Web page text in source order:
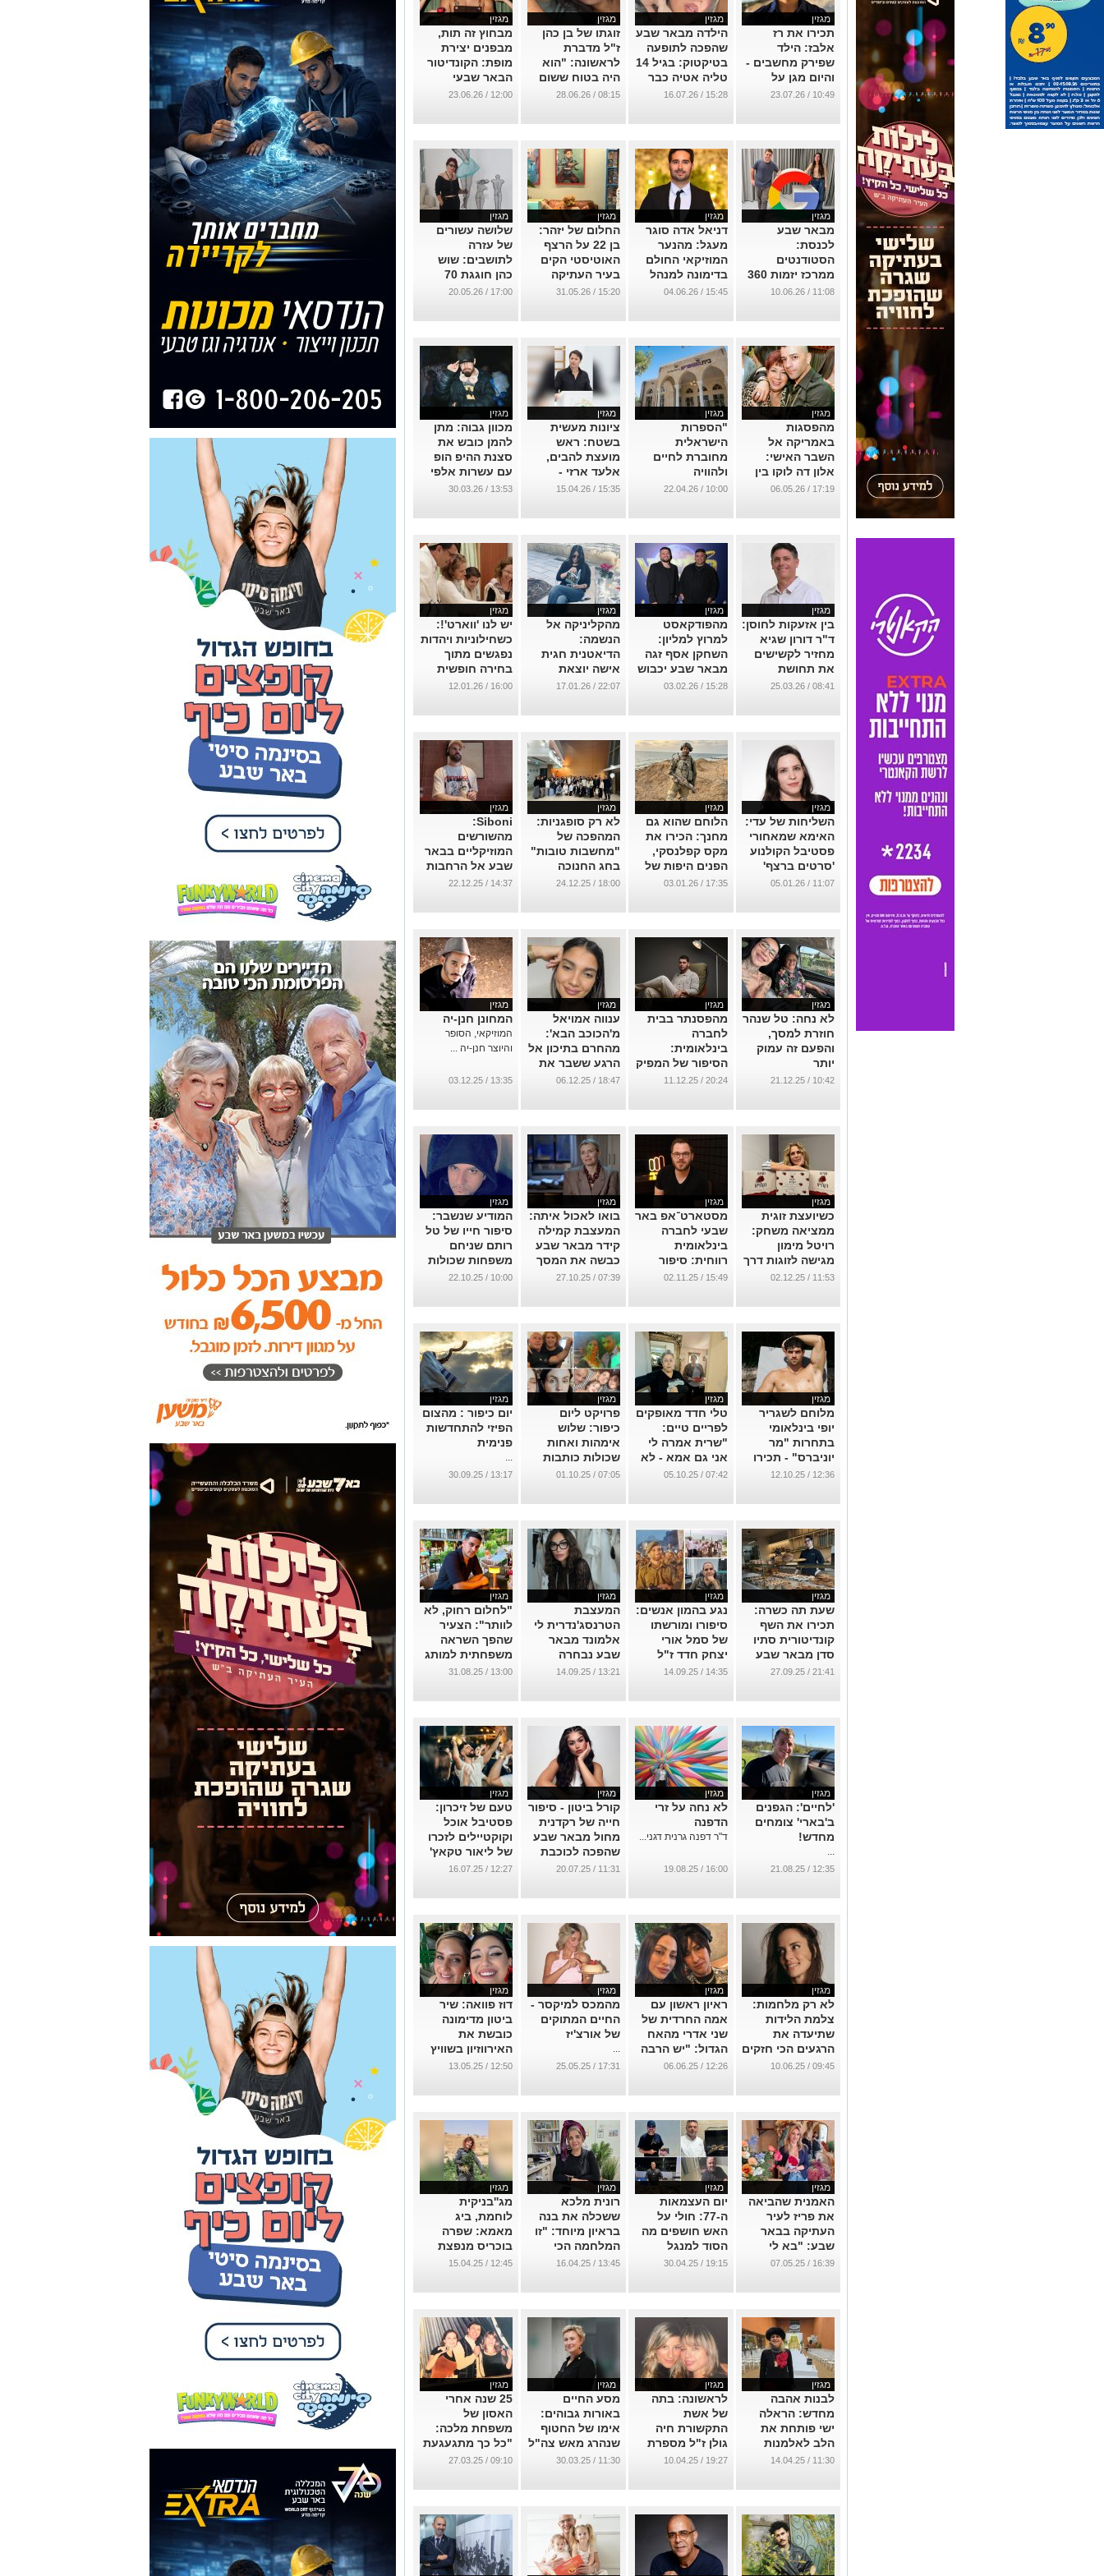
עסקים מפני
מתקפות סייבר
...
10:49 / 23.07.26
מסומנת ככוכבת
הבאה
...
15:28 / 16.07.26
דבר לא יקרה לו"
...
08:15 / 28.06.26
שכובש את הרשת
ואת בלוטות
הטעם
...
12:00 / 23.06.26
מבאר שבע
לכנסת:
הסטודנטים
ממרכז יזמות 360
של אוניברסיטת
בן-גוריון בנגב
שבונים פתרון
שעשוי לשנות את
מערכת הבריאות
...
11:08 / 10.06.26
דניאל אדה סוגר
מעגל: מהנער
המוזיקאי החולם
בדימונה למנהל
מרכז תמוז
...
15:45 / 04.06.26
החלום של יזהר:
בן 22 על הרצף
האוטיסטי הקים
בעיר העתיקה
חנות שמחברת בין
אנשים
...
15:20 / 31.05.26
שלושה עשורים
של עזרה
לתושבים: שוש
כהן חוגגת 70
...
17:00 / 20.05.26
מהפסגות
באמריקה אל
השבר האישי:
אלון דה לוקו בין
מינוי בינלאומי
לאובדן אמו
...
17:19 / 06.05.26
"הספרות
הישראלית
מחוברת לחיים
ולהוויה
הישראלית, היא
מספרת את מי
שאנחנו"
...
10:00 / 22.04.26
ציונות מעשית
בשטח: ראש
מועצת להבים,
אלעד ארזי -
במבט לעתיד
הנגב
...
15:35 / 15.04.26
מכוון גבוה: מתן
להמן כובש את
סצנת ההיפ הופ
עם עשרות אלפי
השמעות
...
13:53 / 30.03.26
בין אזעקות לחוסן:
ד"ר דורון שגיא
מחזיר לקשישים
את תחושת
המשמעות דווקא
ברגעי השבר
...
08:41 / 25.03.26
מהפודקאסט
למרוץ למליון:
השחקן אסף זגה
מבאר שבע יכבוש
הערב את המסך
...
15:28 / 03.02.26
מהקליניקה אל
הנשמה:
הדיאטנית חגית
אישה יוצאת
למסע ספרותי
ראשון
...
22:07 / 17.01.26
יש לנו 'ווארט'!:
כשחילוניות ויהדות
נפגשים מתוך
בחירה חופשית
בשכונת רמות
...
16:00 / 12.01.26
האימא שמאחורי
פסטיבל הקולנוע
'סרטים ברצף'
בנושא אוטיזם
...
11:07 / 05.01.26
הלוחם שהוא גם
מחנך: הכירו את
מקס קפלנסקי,
הפנים היפות של
נתיבות
...
17:35 / 03.01.26
לא רק סופגניות:
המהפכה של
"מחשבות טובות"
בחג החנוכה
בבאר שבע
...
18:00 / 24.12.25
Siboni:
מהשורשים
המוזיקליים בבאר
שבע אל הרחבות
והלייבלים בעולם
...
14:37 / 22.12.25
לא נחה: טל שנהר
חוזרת למסך,
והפעם זה עמוק
יותר
...
10:42 / 21.12.25
מהפסנתר בבית
לחברה
בינלאומית:
הסיפור של המפיק
המוזיקלי העולה
דניאל מגן
...
20:24 / 11.12.25
ענווה אמויאל
מ'הכוכב הבא':
מהחרם בתיכון אל
הרגע ששבר את
השופטים
...
18:47 / 06.12.25
המחונן חנן-יה
המוזיקאי, הסופר
והיוצר חנן-יה ...
13:35 / 03.12.25
כשיועצת זוגית
ממציאה משחק:
רויטל מימון
מגישה לזוגות דרך
חדשה לפתוח את
הלב
...
11:53 / 02.12.25
מסטארט־אפ באר
שבעי לחברה
בינלאומית
רווחית: סיפור
הצלחתו של דניאל
שניידר מבאר
שבע
...
15:49 / 02.11.25
בואו לאכול איתה:
המעצבת קמילה
קידר מבאר שבע
כבשה את המסך
...
07:39 / 27.10.25
המודיע שנשבר:
סיפור חייו של טל
רותם שניחם
משפחות שכולות
והתמוטט בעצמו
...
10:00 / 22.10.25
מלוחם לשגריר
יופי בינלאומי
בתחרות "מר
יוניברס" - תכירו
את עומר חלבי
ממיתר
...
12:36 / 12.10.25
טלי חדד מאופקים
לפריים טיים:
"שרית אמרה לי
אני גם אמא - לא
הייתי עושה את
מה שעשית"
...
07:42 / 05.10.25
פרויקט ליום
כיפור: שלוש
אימהות ואחות
שכולות כותבות
על סליחה לאחר
האובדן
...
07:05 / 01.10.25
יום כיפור : מהצום
הפיזי להתחדשות
פנימית
...
13:17 / 30.09.25
שעת תה כשרה:
תכירו את השף
קונדיטורית סתיו
סדן מבאר שבע
שכובשת את
בריטניה
...
21:41 / 27.09.25
נגע בהמון אנשים:
סיפורו ומורשתו
של סמל אורי
יצחק חדד ז"ל
...
14:35 / 14.09.25
המעצבת
הטרנסג'נדרית לי
אלמונד מבאר
שבע נבחרה
להוביל בשבוע
האופנה הישראלי
...
13:21 / 14.09.25
"לחלום רחוק, לא
לוותר": הצעיר
שהפך השראה
משפחתית למותג
אופנה מסקרן
...
13:00 / 31.08.25
'לחיים': הגפנים
ב'בארי' צומחים
מחדש!
...
12:35 / 21.08.25
לא נחה על זרי
הדפנה
ד"ר דפנה גרנית דגני...
16:00 / 19.08.25
קורל ביטון - סיפור
חייה של רקדנית
מחול מבאר שבע
שהפכה לכוכבת
טיק טוק
...
11:31 / 20.07.25
טעם של זיכרון:
פסטיבל אוכל
וקוקטיילים לזכרו
של ליאור טקאץ'
שנרצח בפסטיבל
הנובה
...
12:27 / 16.07.25
לא רק מלחמות:
צלמת הלידות
שתיעדה את
הרגעים הכי חזקים
של החיים
...
09:45 / 10.06.25
ראיון ראשון עם
אמה החרדית של
שני אדרי מהאח
הגדול: "יש הרבה
לשון הרע בבית"
...
12:26 / 06.06.25
מהמכס למיקסר -
החיים המתוקים
של אורצ'יז
17:31 / 25.05.25
דוז פוואה: שיר
ביטון מדימונה
כובשת את
האירווזיון בשוויץ
...
12:50 / 13.05.25
האמנית שהביאה
את פריז לעיר
העתיקה בבאר
שבע: "בא לי
לנפץ את
הסטיגמה"
...
16:39 / 07.05.25
יום העצמאות
ה-77: חולי על
האש חושפים מה
הסוד למנגל
מושלם
...
19:15 / 30.04.25
רונית מלכא
ששכלה את בנה
בראיון מיוחד: "זו
המלחמה הכי
צודקת בעולם"
...
13:45 / 16.04.25
מג''בניקית
לוחמת, ביג
מאמא: שפרה
בוכריס מנפצת
את כל הסטיגמות
...
12:45 / 15.04.25
לבנות אהבה
מחדש: הראלה
ישי פותחת את
הלב לאלמנות
צה״ל ולנפגעות
ה-7.10
...
11:30 / 14.04.25
לראשונה: בתה
של אשת
התקשורת חיה
גולן ז"ל מספרת
על כמעט שנה
בלעדיה
...
19:27 / 10.04.25
מסע החיים
באורות גבוהים:
אימו של החטוף
שנהרג מאש צה"ל
בראיון מרגש
...
11:30 / 30.03.25
25 שנה אחרי
האסון של
משפחת מלכה:
"כל כך מתגעגעת
שזה שורף לי
בלב"
...
09:10 / 27.03.25
קצין וג'נטלמן: סרן
תומר עברי משיק
ספר בכורה
ומספק ראיון
מרתק
THE SHOW
מנהל תיאטרון
ב"ש מסכם שנה
עמוסה ודרמטית
דוקטור, תוציא
אותי: הגניקולוג
הכי מפורסם בעיר
בראיון מיוחד
...
מפקד סיירת
מנכ"ל: יאיר נגיד
מסכם 25 שנה של
עשייה
...